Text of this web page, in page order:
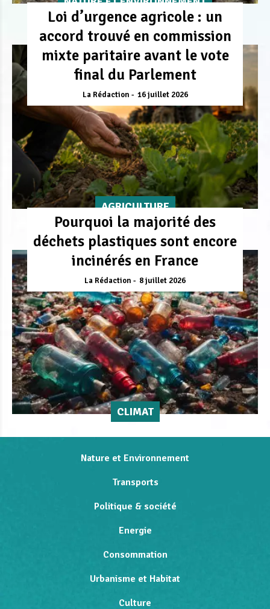
Loi d’urgence agricole : un
accord trouvé en commission
mixte paritaire avant le vote
final du Parlement
La Rédaction 16 juillet 2026
AGRICULTURE
Pourquoi la majorité des
déchets plastiques sont encore
incinérés en France
La Rédaction 8 juillet 2026
CLIMAT
Nature et Environnement
Transports
Politique & société
Energie
Consommation
Urbanisme et Habitat
Culture